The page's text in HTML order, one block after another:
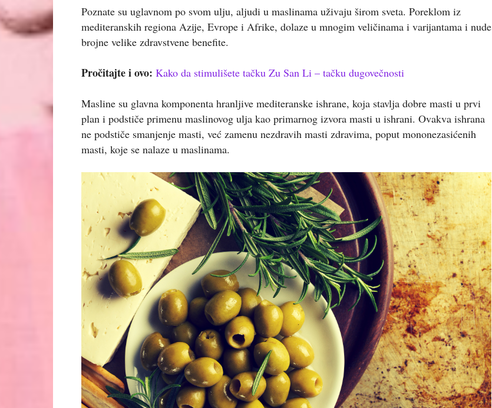
Poznate su uglavnom po svom ulju, aljudi u maslinama uživaju širom sveta. Poreklom iz
mediteranskih regiona Azije, Evrope i Afrike, dolaze u mnogim veličinama i varijantama i nude
brojne velike zdravstvene benefite.
Pročitajte i ovo: Kako da stimulišete tačku Zu San Li – tačku dugovečnosti
Masline su glavna komponenta hranljive mediteranske ishrane, koja stavlja dobre masti u prvi
plan i podstiče primenu maslinovog ulja kao primarnog izvora masti u ishrani. Ovakva ishrana
ne podstiče smanjenje masti, već zamenu nezdravih masti zdravima, poput mononezasićenih
masti, koje se nalaze u maslinama.